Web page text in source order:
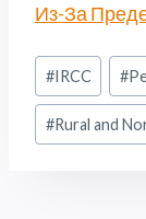
Из-За
Метки
записи:
#IRCC #
#Rural and